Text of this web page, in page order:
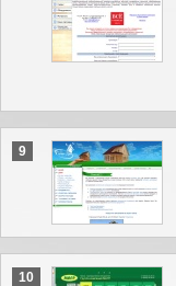
9
10